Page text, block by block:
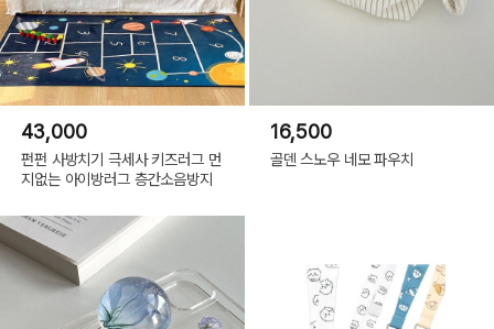
43,000
펀펀 사방치기 극세사 키즈러그 먼
지없는 아이방러그 층간소음방지
16,500
골덴 스노우 네모 파우치